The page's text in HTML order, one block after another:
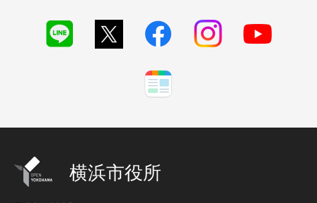
横浜市役所